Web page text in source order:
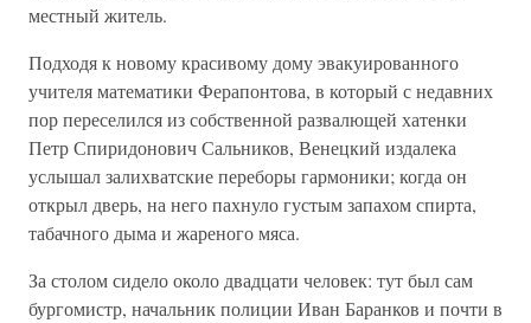
местный житель.
Подходя к новому красивому дому эвакуированного
учителя математики Ферапонтова, в который с недавних
пор переселился из собственной развалющей хатенки
Петр Спиридонович Сальников, Венецкий издалека
услышал залихватские переборы гармоники; когда он
открыл дверь, на него пахнуло густым запахом спирта,
табачного дыма и жареного мяса.
За столом сидело около двадцати человек: тут был сам
бургомистр, начальник полиции Иван Баранков и почти в